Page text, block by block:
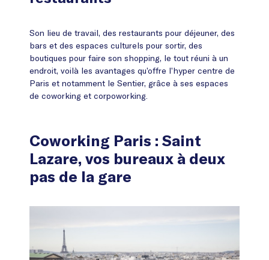
Son lieu de travail, des restaurants pour déjeuner, des
bars et des espaces culturels pour sortir, des
boutiques pour faire son shopping, le tout réuni à un
endroit, voilà les avantages qu’offre l’hyper centre de
Paris et notamment le Sentier, grâce à ses espaces
de coworking et corpoworking.
Coworking Paris : Saint
Lazare, vos bureaux à deux
pas de la gare